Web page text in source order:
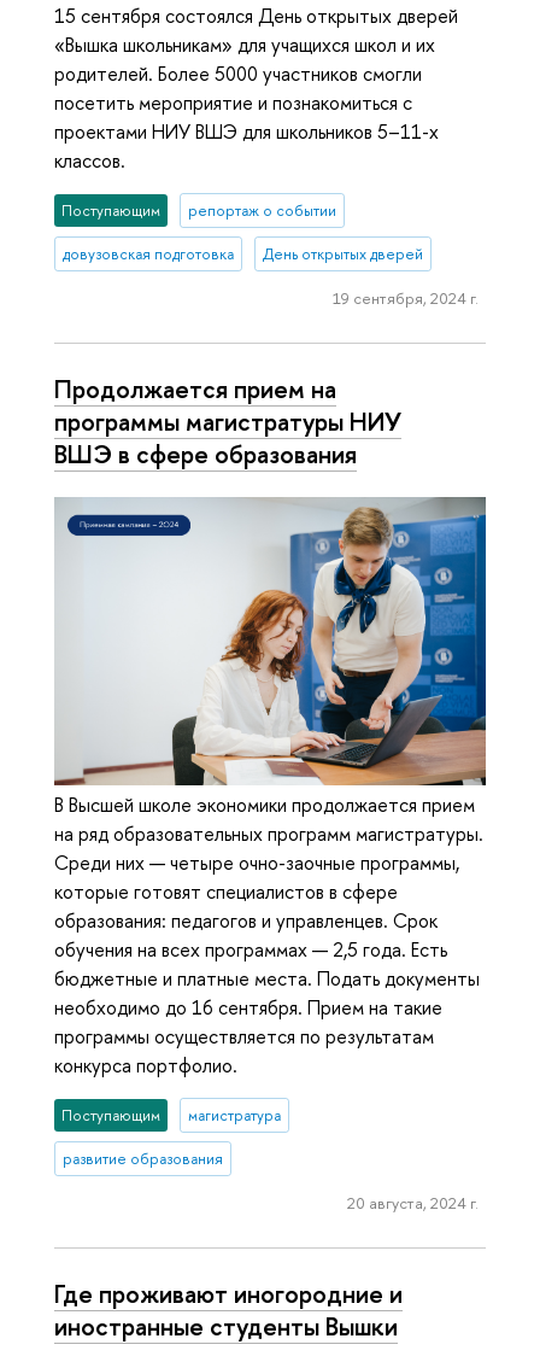
15 сентября состоялся День открытых дверей
«Вышка школьникам» для учащихся школ и их
родителей. Более 5000 участников смогли
посетить мероприятие и познакомиться с
проектами НИУ ВШЭ для школьников 5–11-х
классов.
Поступающим репортаж о событии
довузовская подготовка День открытых дверей
19 сентября, 2024 г.
Продолжается прием на
программы магистратуры НИУ
ВШЭ в сфере образования
В Высшей школе экономики продолжается прием
на ряд образовательных программ магистратуры.
Среди них — четыре очно-заочные программы,
которые готовят специалистов в сфере
образования: педагогов и управленцев. Срок
обучения на всех программах — 2,5 года. Есть
бюджетные и платные места. Подать документы
необходимо до 16 сентября. Прием на такие
программы осуществляется по результатам
конкурса портфолио.
Поступающим магистратура
развитие образования
20 августа, 2024 г.
Где проживают иногородние и
иностранные студенты Вышки